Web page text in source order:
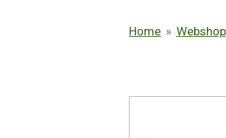
Home » Webshop